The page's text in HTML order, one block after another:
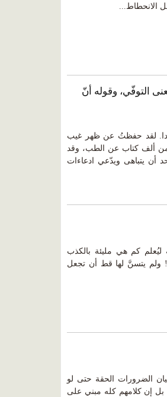
الانحطاط...
في معنى التوفّي، وقوله أنّ
جدا. لقد حفظتُ عن ظهر غيب
ألف كتاب عن الطب، وقد
أن يتباهى ويدّعي ادعاءات
كم هي مليئة بالكذب
ولم يتسنَّ لها قط أن تجعل
الضرورات الحقة حتى لو
بل إن كلامهم كله مبني على